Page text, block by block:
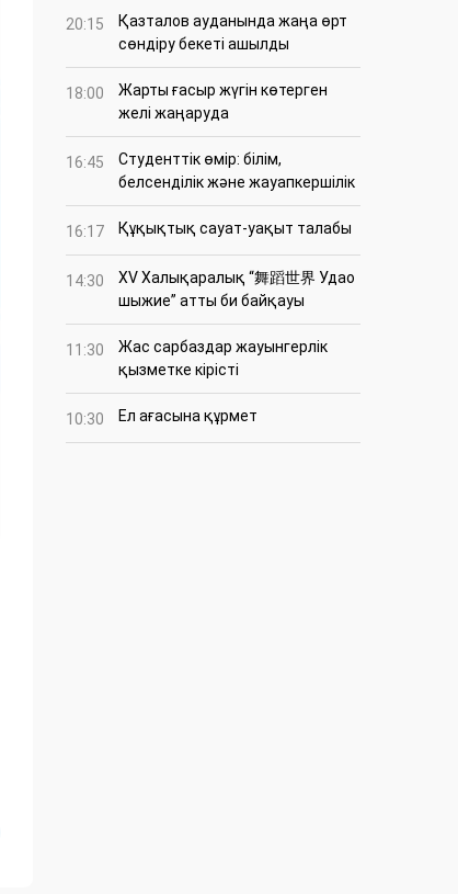
20:15
Қазталов ауданында жаңа өрт
сөндіру бекеті ашылды
18:00
Жарты ғасыр жүгін көтерген
желі жаңаруда
16:45
Студенттік өмір: білім,
белсенділік және жауапкершілік
16:17 Құқықтық сауат-уақыт талабы
14:30
XV Халықаралық “舞蹈世界 Удао
шыжие” атты би байқауы
11:30
Жас сарбаздар жауынгерлік
қызметке кірісті
10:30 Ел ағасына құрмет